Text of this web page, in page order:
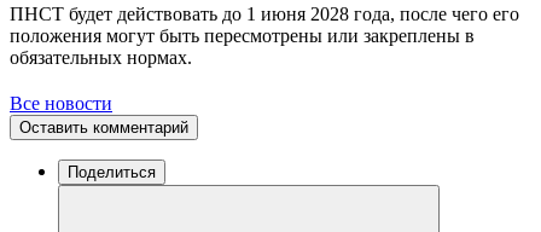
ПНСТ будет действовать до 1 июня 2028 года, после чего его
положения могут быть пересмотрены или закреплены в
обязательных нормах.
Все новости
Оставить комментарий
Поделиться